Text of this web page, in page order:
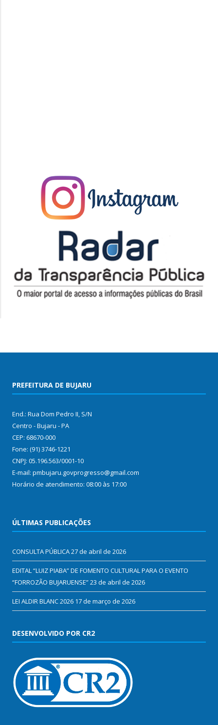
PREFEITURA DE BUJARU
End.: Rua Dom Pedro II, S/N
Centro - Bujaru - PA
CEP: 68670-000
Fone: (91) 3746-1221
CNPJ: 05.196.563/0001-10
E-mail: pmbujaru.govprogresso@gmail.com
Horário de atendimento: 08:00 às 17:00
ÚLTIMAS PUBLICAÇÕES
CONSULTA PÚBLICA27 de abril de 2026
EDITAL “LUIZ PIABA” DE FOMENTO CULTURAL PARA O EVENTO
“FORROZÃO BUJARUENSE”23 de abril de 2026
LEI ALDIR BLANC 2026 17 de março de 2026
DESENVOLVIDO POR CR2